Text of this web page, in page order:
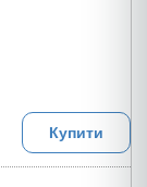
Купити